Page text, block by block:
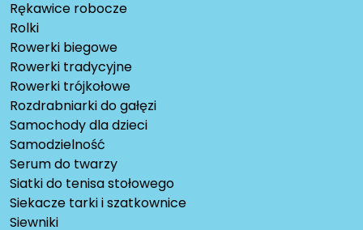
Rękawice robocze
Rolki
Rowerki biegowe
Rowerki tradycyjne
Rowerki trójkołowe
Rozdrabniarki do gałęzi
Samochody dla dzieci
Samodzielność
Serum do twarzy
Siatki do tenisa stołowego
Siekacze tarki i szatkownice
Siewniki